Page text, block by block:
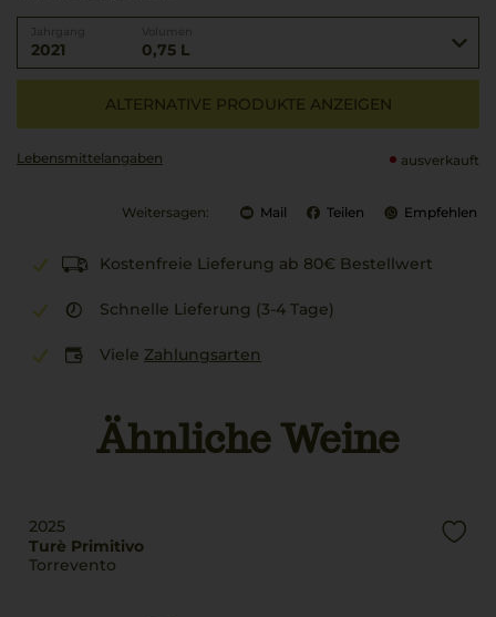
2021 0,75 L
ALTERNATIVE PRODUKTE ANZEIGEN
Lebensmittel­angaben ausverkauft
Weitersagen: Mail Teilen Empfehlen
Kostenfreie Lieferung ab 80€ Bestellwert
Schnelle Lieferung (3-4 Tage)
Viele Zahlungsarten
Ähnliche Weine
2025
Turè Primitivo
Torrevento